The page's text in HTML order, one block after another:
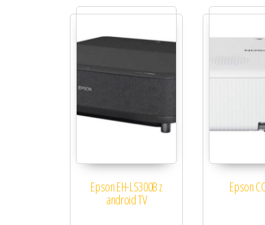
Epson EH-LS300B z
android TV
Epson